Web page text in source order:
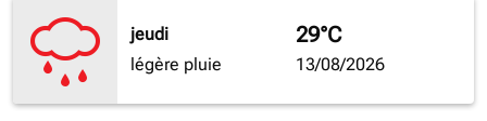
jeudi
légère pluie
29°C
13/08/2026